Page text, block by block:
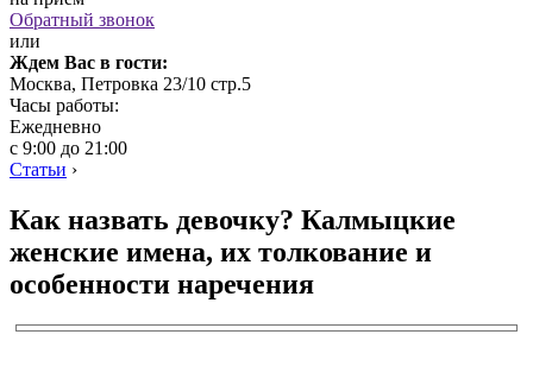
Обратный звонок
или
Ждем Вас в гости:
Москва, Петровка 23/10 стр.5
Часы работы:
Ежедневно
с 9:00 до 21:00
Статьи ›
Как назвать девочку? Калмыцкие
женские имена, их толкование и
особенности наречения